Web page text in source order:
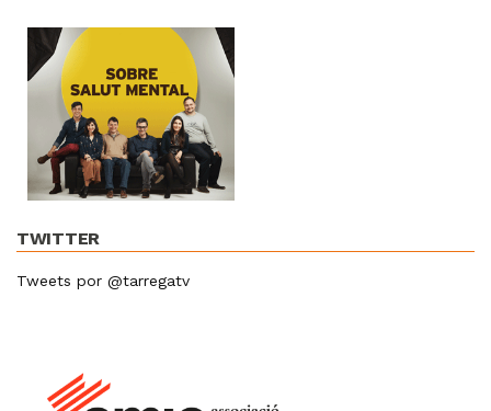
TWITTER
Tweets por @tarregatv